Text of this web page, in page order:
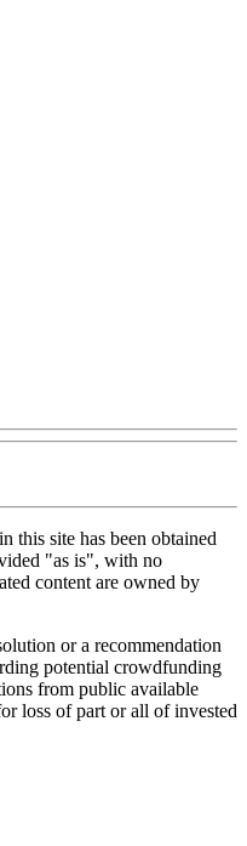
this site has been obtained
"as is", with no
content are owned by
or a recommendation
potential crowdfunding
from public available
loss of part or all of invested